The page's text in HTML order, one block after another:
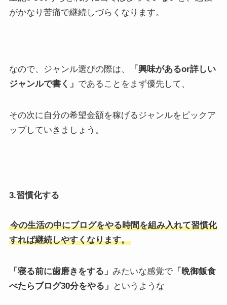
がかなり苦痛で継続しづらくなります。
なので、ジャンル選びの際は、
「興味があるor詳しい
ジャンルで書く」 であることをまず優先して、
その次に自分の希望金額を稼げるジャンルをピックア
ップしていきましょう。
3.習慣化する
今の生活の中にブログをやる時間を組み入れて習慣化
すれば継続しやすくなります。
「寝る前に歯磨きをする」 みたいな感覚で「晩御飯食
べたらブログ30分をやる」
というような